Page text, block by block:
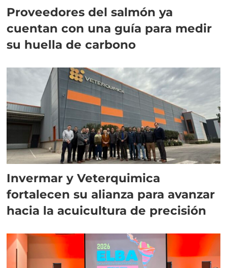
Proveedores del salmón ya
cuentan con una guía para medir
su huella de carbono
Invermar y Veterquimica
fortalecen su alianza para avanzar
hacia la acuicultura de precisión